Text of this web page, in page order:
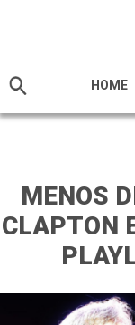
HOME
MENOS
CLAPTON